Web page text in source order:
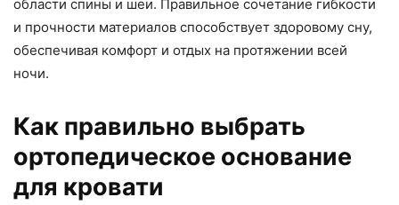
области спины и шеи. Правильное сочетание гибкости
и прочности материалов способствует здоровому сну,
обеспечивая комфорт и отдых на протяжении всей
ночи.
Как правильно выбрать
ортопедическое основание
для кровати